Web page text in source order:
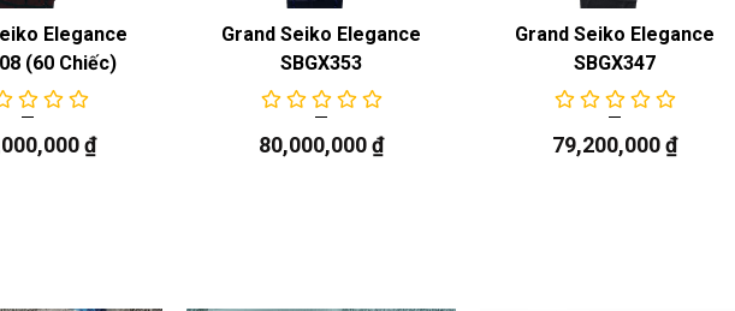
thị 1 vài thông số cơ bản
bóng và mạ hoàn thiện tốt. Giúp chiếc đồng hồ
Elegance
(60 Chiếc)
₫
Grand Seiko Elegance
SBGX353
80,000,000₫
Grand Seiko Elegance
SBGX347
79,200,000₫